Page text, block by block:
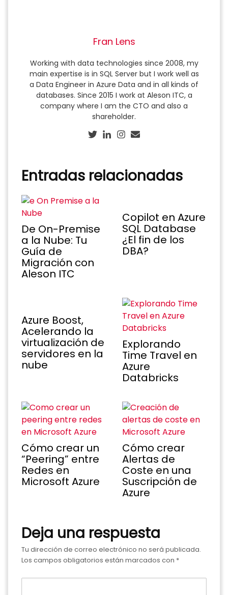
Fran Lens
Working with data technologies since 2008, my
main expertise is in SQL Server but I work well as
a Data Engineer in Azure Data and in all kinds of
databases. Since 2015 I work at Aleson ITC, a
company where I am the CTO and also a
shareholder.
Entradas relacionadas
De On-Premise
a la Nube: Tu
Guía de
Migración con
Aleson ITC
Copilot en Azure
SQL Database
¿El fin de los
DBA?
Azure Boost,
Acelerando la
virtualización de
servidores en la
nube
Explorando
Time Travel en
Azure
Databricks
Cómo crear un
“Peering” entre
Redes en
Microsoft Azure
Cómo crear
Alertas de
Coste en una
Suscripción de
Azure
Deja una respuesta
Tu dirección de correo electrónico no será publicada.
Los campos obligatorios están marcados con *